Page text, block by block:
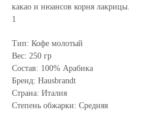
какао и нюансов корня лакрицы.
1
Тип: Кофе молотый
Вес: 250 гр
Состав: 100% Арабика
Бренд: Hausbrandt
Страна: Италия
Степень обжарки: Средняя